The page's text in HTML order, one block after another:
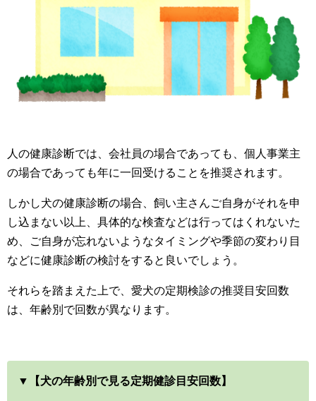
人の健康診断では、会社員の場合であっても、個人事業主
の場合であっても年に一回受けることを推奨されます。
しかし犬の健康診断の場合、飼い主さんご自身がそれを申
し込まない以上、具体的な検査などは行ってはくれないた
め、ご自身が忘れないようなタイミングや季節の変わり目
などに健康診断の検討をすると良いでしょう。
それらを踏まえた上で、愛犬の定期検診の推奨目安回数
は、年齢別で回数が異なります。
▼【犬の年齢別で見る定期健診目安回数】